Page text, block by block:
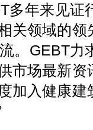
多年来见
关领域的
。GEBT
市场最新
加入健康